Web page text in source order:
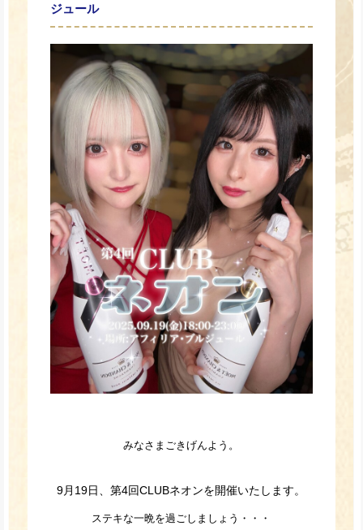
ジュール
みなさまごきげんよう。
9月19日、第4回CLUBネオンを開催いたします。
ステキな一晩を過ごしましょう・・・